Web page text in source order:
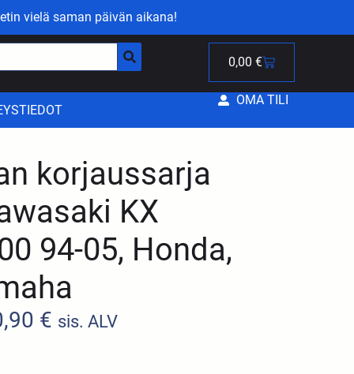
vielä saman päivän aikana!
0,00 €
OMA TILI
korjaussarja
KX
94-05, Honda,
€ sis. ALV